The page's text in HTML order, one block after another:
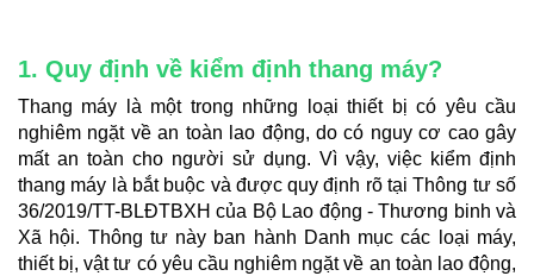
1. Quy định về kiểm định thang máy?
Thang máy là một trong những loại thiết bị có yêu cầu
nghiêm ngặt về an toàn lao động, do có nguy cơ cao gây
mất an toàn cho người sử dụng. Vì vậy, việc kiểm định
thang máy là bắt buộc và được quy định rõ tại Thông tư số
36/2019/TT-BLĐTBXH của Bộ Lao động - Thương binh và
Xã hội. Thông tư này ban hành Danh mục các loại máy,
thiết bị, vật tư có yêu cầu nghiêm ngặt về an toàn lao động,